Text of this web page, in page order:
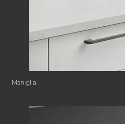
Maniglia